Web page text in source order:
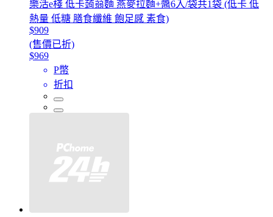
樂活e棧 低卡蒟蒻麵 燕麥拉麵+醬6入/袋共1袋 (低卡 低
熱量 低糖 膳食纖維 飽足感 素食)
$909
(售價已折)
$969
P幣
折扣